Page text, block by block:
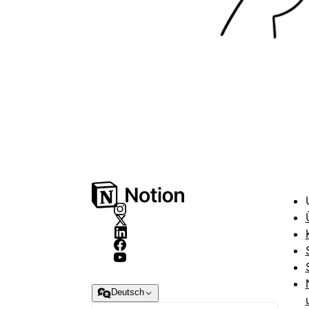
Deutsch